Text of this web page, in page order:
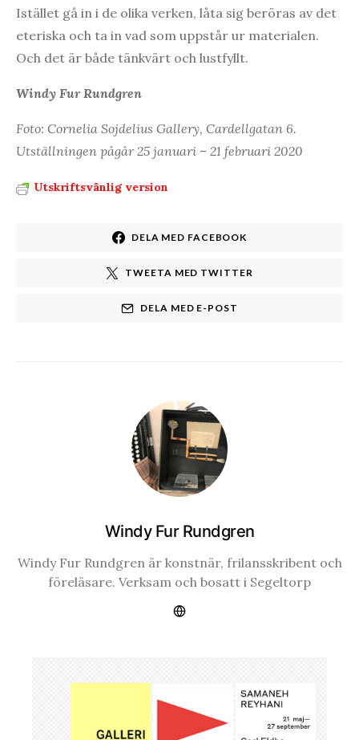
Istället gå in i de olika verken, låta sig beröras av det
eteriska och ta in vad som uppstår ur materialen.
Och det är både tänkvärt och lustfyllt.
Windy Fur Rundgren
Foto: Cornelia Sojdelius Gallery, Cardellgatan 6.
Utställningen pågår 25 januari – 21 februari 2020
Utskriftsvänlig version
DELA MED FACEBOOK
TWEETA MED TWITTER
DELA MED E-POST
Windy Fur Rundgren
Windy Fur Rundgren är konstnär, frilansskribent och
föreläsare. Verksam och bosatt i Segeltorp